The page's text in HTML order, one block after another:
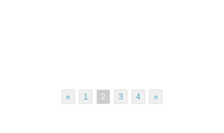
« 1 2 3 4 »